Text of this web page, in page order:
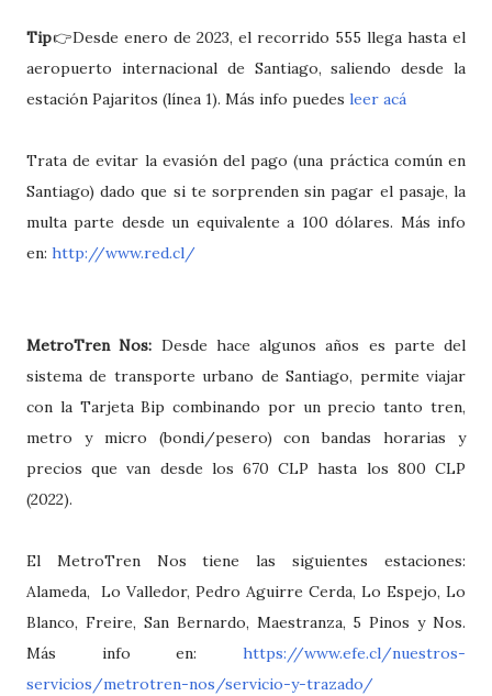
Tip👉Desde enero de 2023, el recorrido 555 llega hasta el
aeropuerto internacional de Santiago, saliendo desde la
estación Pajaritos (línea 1). Más info puedes leer acá
Trata de evitar la evasión del pago (una práctica común en
Santiago) dado que si te sorprenden sin pagar el pasaje, la
multa parte desde un equivalente a 100 dólares. Más info
en: http://www.red.cl/
MetroTren Nos: Desde hace algunos años es parte del
sistema de transporte urbano de Santiago, permite viajar
con la Tarjeta Bip combinando por un precio tanto tren,
metro y micro (bondi/pesero) con bandas horarias y
precios que van desde los 670 CLP hasta los 800 CLP
(2022).
El MetroTren Nos tiene las siguientes estaciones:
Alameda, Lo Valledor, Pedro Aguirre Cerda, Lo Espejo, Lo
Blanco, Freire, San Bernardo, Maestranza, 5 Pinos y Nos.
Más info en: https://www.efe.cl/nuestros-
servicios/metrotren-nos/servicio-y-trazado/